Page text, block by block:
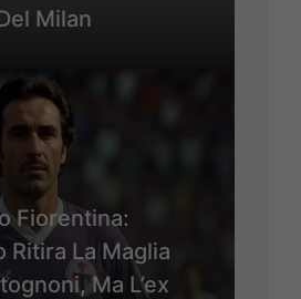
Milan
Fiorentina:
Ritira La Maglia
Ma L’ex